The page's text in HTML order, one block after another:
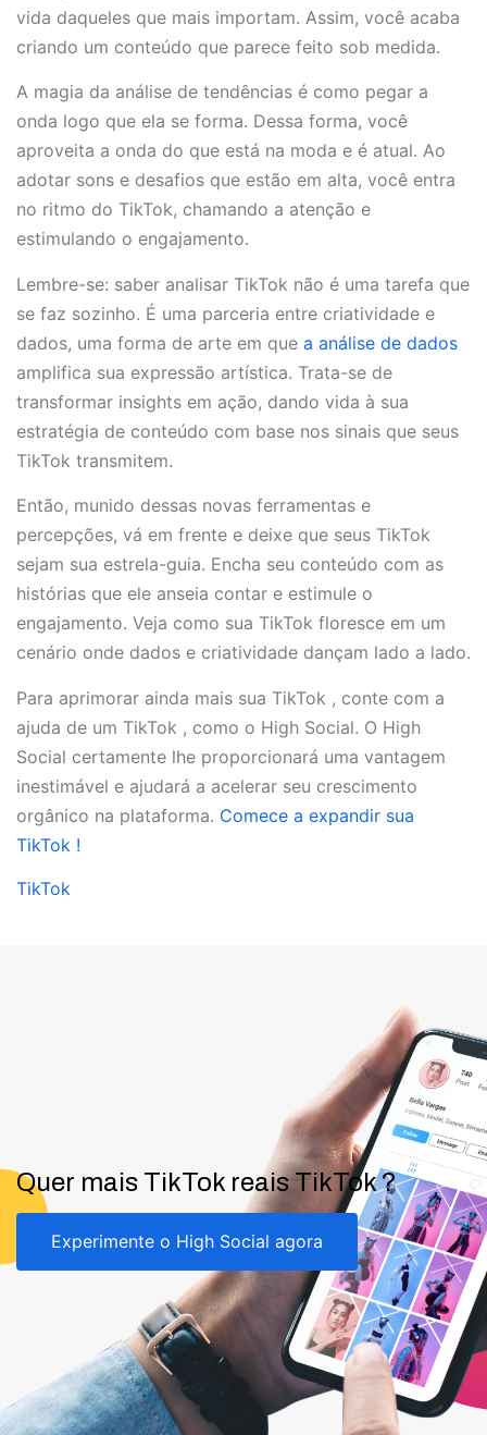
vida daqueles que mais importam. Assim, você acaba
criando um conteúdo que parece feito sob medida.
A magia da análise de tendências é como pegar a
onda logo que ela se forma. Dessa forma, você
aproveita a onda do que está na moda e é atual. Ao
adotar sons e desafios que estão em alta, você entra
no ritmo do TikTok, chamando a atenção e
estimulando o engajamento.
Lembre-se: saber analisar TikTok não é uma tarefa que
se faz sozinho. É uma parceria entre criatividade e
dados, uma forma de arte em que a análise de dados
amplifica sua expressão artística. Trata-se de
transformar insights em ação, dando vida à sua
estratégia de conteúdo com base nos sinais que seus
TikTok transmitem.
Então, munido dessas novas ferramentas e
percepções, vá em frente e deixe que seus TikTok
sejam sua estrela-guia. Encha seu conteúdo com as
histórias que ele anseia contar e estimule o
engajamento. Veja como sua TikTok floresce em um
cenário onde dados e criatividade dançam lado a lado.
Para aprimorar ainda mais sua TikTok , conte com a
ajuda de um TikTok , como o High Social. O High
Social certamente lhe proporcionará uma vantagem
inestimável e ajudará a acelerar seu crescimento
orgânico na plataforma. Comece a expandir sua
TikTok !
TikTok
Quer mais TikTok reais TikTok ?
Experimente o High Social agora